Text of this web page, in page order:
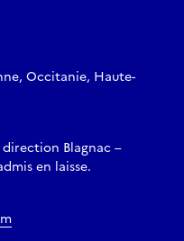
Occitanie, Haute-
Blagnac –
en laisse.